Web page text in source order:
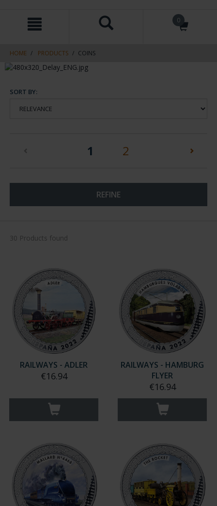
navigation
0
HOME PRODUCTS COINS
SORT BY:
1 (current)
2
REFINE
30 Products found
RAILWAYS - ADLER
€16.94
RAILWAYS - HAMBURG
FLYER
€16.94